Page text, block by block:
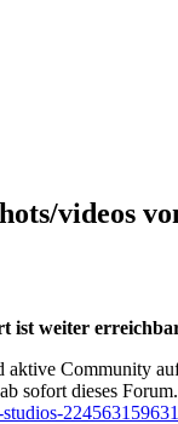
videos
ist weiter
aktive Community
sofort dieses